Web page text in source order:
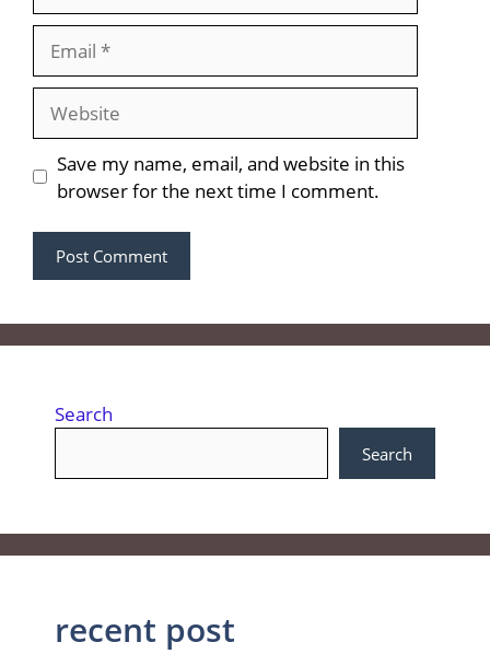
Website
Save my name, email, and website in this
browser for the next time I comment.
Search
Search
recent post